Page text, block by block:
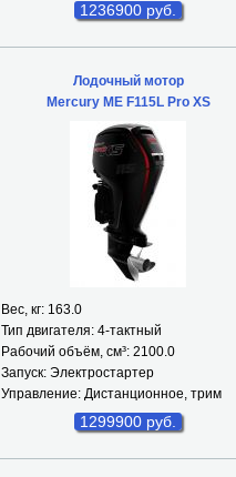
1236900 руб.
Лодочный мотор
Mercury ME F115L Pro XS
Вес, кг: 163.0
Тип двигателя: 4-тактный
Рабочий объём, см³: 2100.0
Запуск: Электростартер
Управление: Дистанционное, трим
1299900 руб.